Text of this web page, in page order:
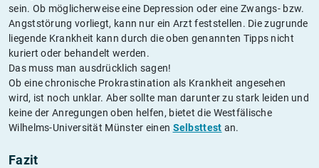
sein. Ob möglicherweise eine Depression oder eine Zwangs- bzw.
Angststörung vorliegt, kann nur ein Arzt feststellen. Die zugrunde
liegende Krankheit kann durch die oben genannten Tipps nicht
kuriert oder behandelt werden.
Das muss man ausdrücklich sagen!
Ob eine chronische Prokrastination als Krankheit angesehen
wird, ist noch unklar. Aber sollte man darunter zu stark leiden und
keine der Anregungen oben helfen, bietet die Westfälische
Wilhelms-Universität Münster einen Selbsttest an.
Fazit